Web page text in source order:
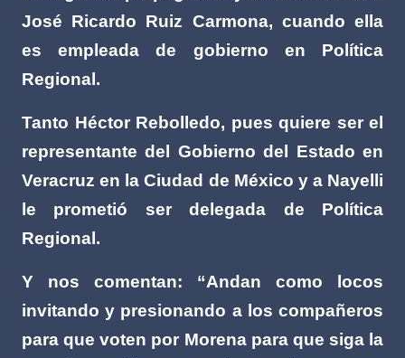
José Ricardo Ruiz Carmona, cuando ella
es empleada de gobierno en Política
Regional.
Tanto Héctor Rebolledo, pues quiere ser el
representante del Gobierno del Estado en
Veracruz en la Ciudad de México y a Nayelli
le prometió ser delegada de Política
Regional.
Y nos comentan: “Andan como locos
invitando y presionando a los compañeros
para que voten por Morena para que siga la